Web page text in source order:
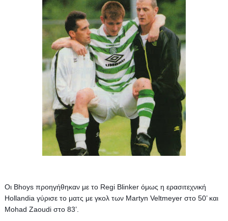
Οι Bhoys προηγήθηκαν με το Regi Blinker όμως η ερασιτεχνική
Hollandia γύρισε το ματς με γκολ των Martyn Veltmeyer στο 50’ και
Mohad Zaoudi στο 83’.